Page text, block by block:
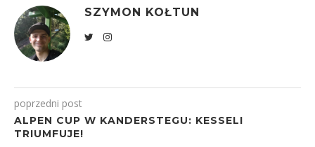
SZYMON KOŁTUN
poprzedni post
ALPEN CUP W KANDERSTEGU: KESSELI
TRIUMFUJE!